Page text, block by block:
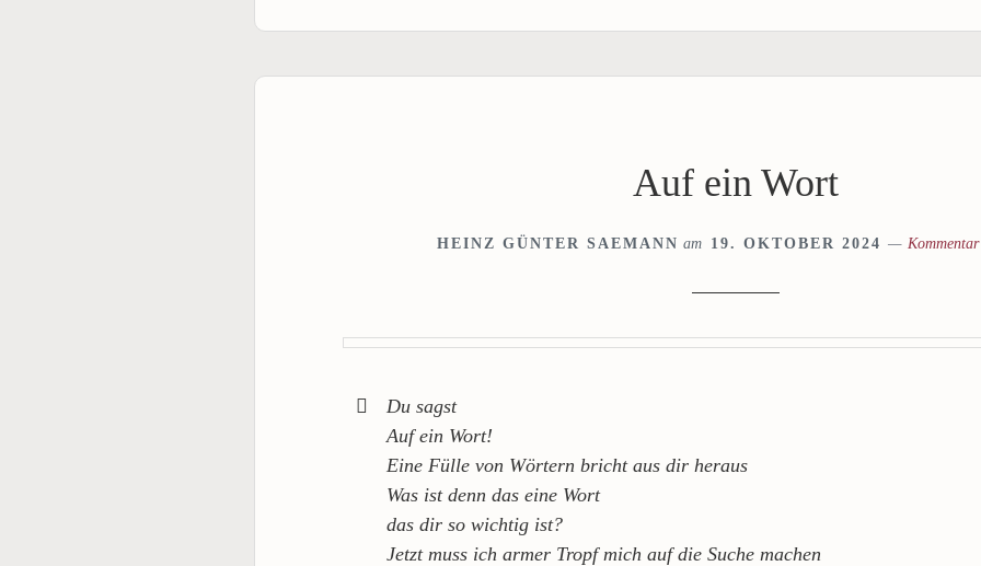
Auf ein Wort
HEINZ GÜNTER SAEMANN am 19. OKTOBER 2024 Kommentar
Du sagst
Auf ein Wort!
Eine Fülle von Wörtern bricht aus dir heraus
Was ist denn das eine Wort
das dir so wichtig ist?
Jetzt muss ich armer Tropf mich auf die Suche machen